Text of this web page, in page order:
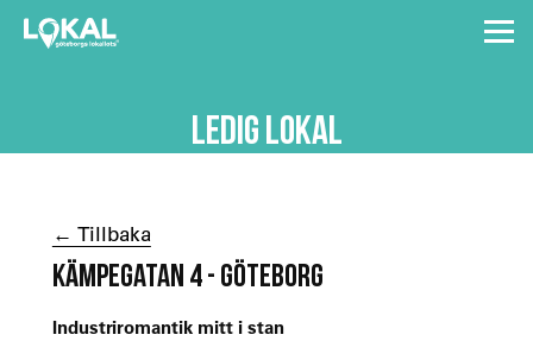
LEDIG LOKAL
← Tillbaka
KÄMPEGATAN 4 - GÖTEBORG
Industriromantik mitt i stan